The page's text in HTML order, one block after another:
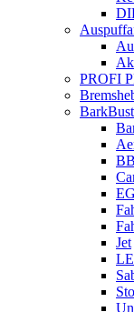
PROFI
Jet